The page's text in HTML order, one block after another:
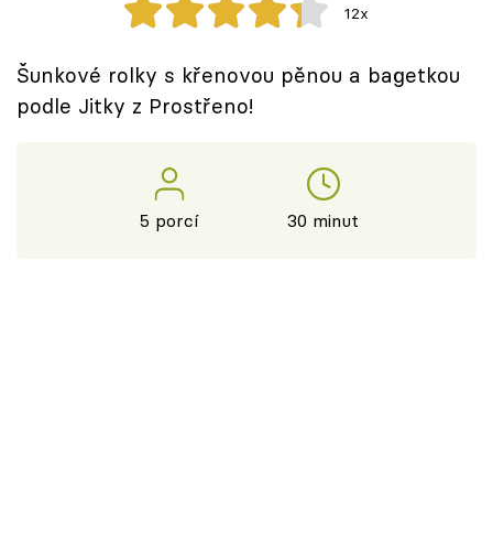
Přihlášení
12x
Šunkové rolky s křenovou pěnou a bagetkou
podle Jitky z Prostřeno!
5 porcí 30 minut